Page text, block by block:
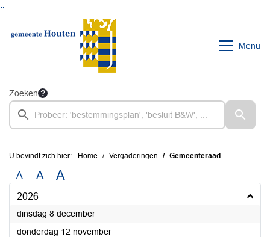
Menu
Zoeken
U bevindt zich hier: Home Vergaderingen Gemeenteraad
A A A
2026
dinsdag 8 december2026
donderdag 12 november2026